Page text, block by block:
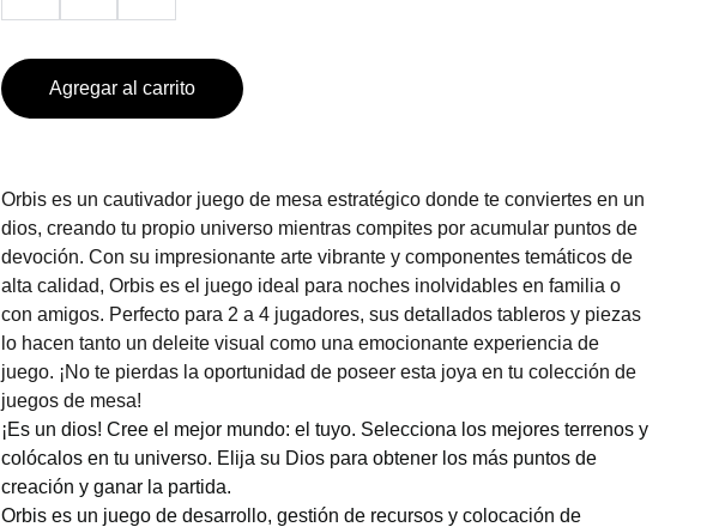
Agregar al carrito
Orbis es un cautivador juego de mesa estratégico donde te conviertes en un
dios, creando tu propio universo mientras compites por acumular puntos de
devoción. Con su impresionante arte vibrante y componentes temáticos de
alta calidad, Orbis es el juego ideal para noches inolvidables en familia o
con amigos. Perfecto para 2 a 4 jugadores, sus detallados tableros y piezas
lo hacen tanto un deleite visual como una emocionante experiencia de
juego. ¡No te pierdas la oportunidad de poseer esta joya en tu colección de
juegos de mesa!
¡Es un dios! Cree el mejor mundo: el tuyo. Selecciona los mejores terrenos y
colócalos en tu universo. Elija su Dios para obtener los más puntos de
creación y ganar la partida.
Orbis es un juego de desarrollo, gestión de recursos y colocación de